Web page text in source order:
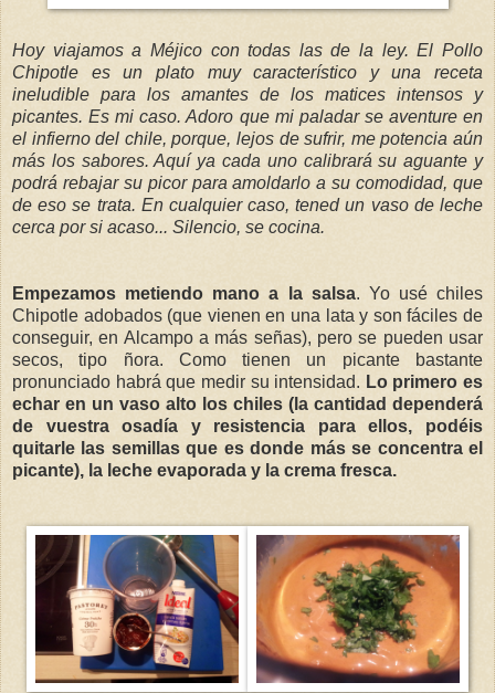
Hoy viajamos a Méjico con todas las de la ley. El Pollo
Chipotle es un plato muy característico y una receta
ineludible para los amantes de los matices intensos y
picantes. Es mi caso. Adoro que mi paladar se aventure en
el infierno del chile, porque, lejos de sufrir, me potencia aún
más los sabores. Aquí ya cada uno calibrará su aguante y
podrá rebajar su picor para amoldarlo a su comodidad, que
de eso se trata. En cualquier caso, tened un vaso de leche
cerca por si acaso... Silencio, se cocina.
Empezamos metiendo mano a la salsa. Yo usé chiles
Chipotle adobados (que vienen en una lata y son fáciles de
conseguir, en Alcampo a más señas), pero se pueden usar
secos, tipo ñora. Como tienen un picante bastante
pronunciado habrá que medir su intensidad. Lo primero es
echar en un vaso alto los chiles (la cantidad dependerá
de vuestra osadía y resistencia para ellos, podéis
quitarle las semillas que es donde más se concentra el
picante), la leche evaporada y la crema fresca.